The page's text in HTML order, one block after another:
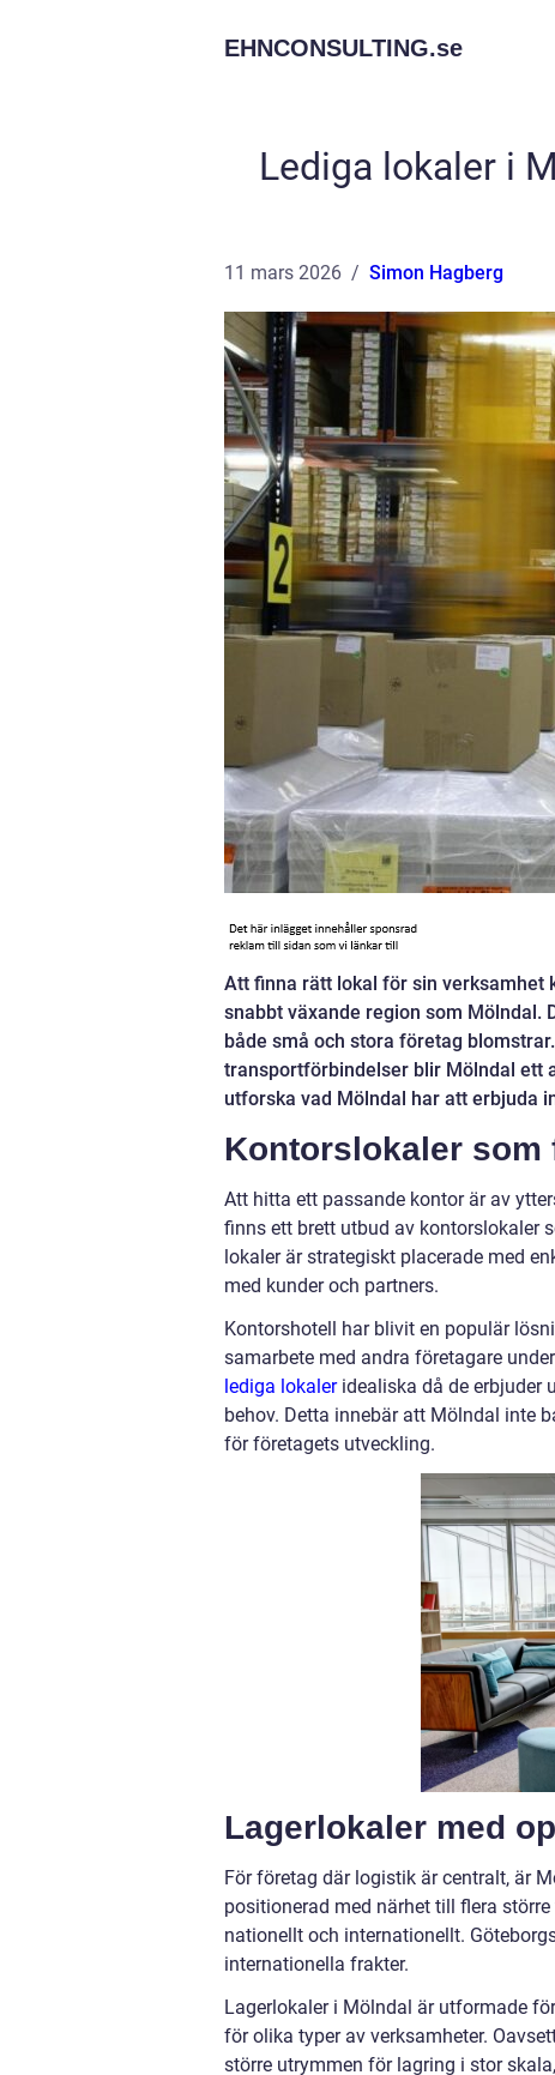
EHNCONSULTING.se
Lediga lokaler i
11 mars 2026 Simon Hagberg
Att finna rätt lokal för sin verksamhet
snabbt växande region som Mölndal.
både små och stora företag
transportförbindelser blir Mölndal ett
utforska vad Mölndal har att erbjuda
Kontorslokaler
Att hitta ett passande kontor är av
finns ett brett utbud av kontorslokaler
lokaler är strategiskt placerade med
med kunder och partners.
Kontorshotell har blivit en populär
samarbete med andra företagare
lediga lokaleridealiska då de erbjuder
behov. Detta innebär att Mölndal inte
för företagets utveckling.
Lagerlokaler med
För företag där logistik är centralt, är
positionerad med närhet till flera
nationellt och internationellt.
internationella frakter.
Lagerlokaler i Mölndal är utformade
för olika typer av verksamheter.
större utrymmen för lagring i stor